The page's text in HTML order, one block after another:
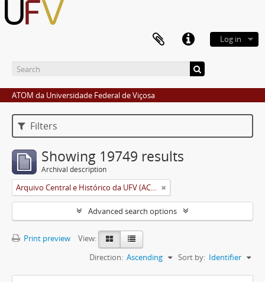
Log in
ATOM da Universidade Federal de Viçosa
Filters
Showing 19749 results
Archival description
Arquivo Central e Histórico da UFV (ACH-UFV)
Advanced search options
Print preview
View:
Sort by: Identifier
Direction: Ascending